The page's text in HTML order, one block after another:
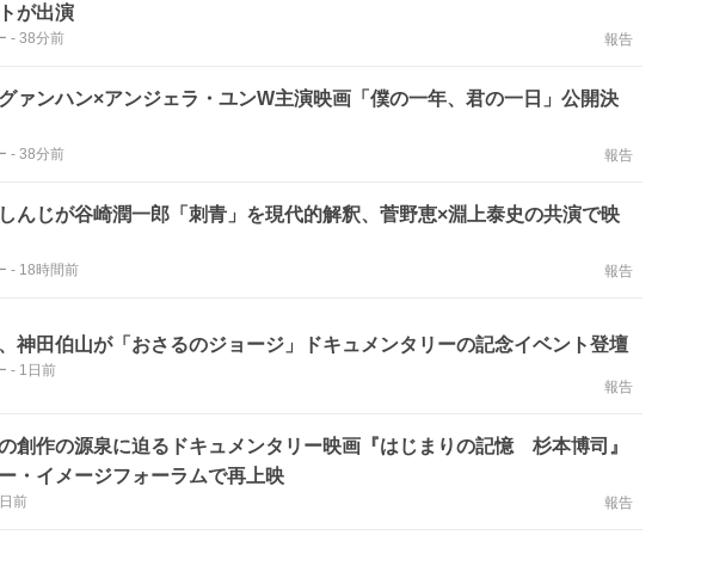
が出演
- 38分前 報告
ァンハン×アンジェラ・ユンW主演映画「僕の一年、君の一日」公開決
- 38分前 報告
んじが谷崎潤一郎「刺青」を現代的解釈、菅野恵×淵上泰史の共演で映
- 18時間前 報告
神田伯山が「おさるのジョージ」ドキュメンタリーの記念イベント登壇
- 1日前
報告
創作の源泉に迫るドキュメンタリー映画『はじまりの記憶 杉本博司』
・イメージフォーラムで再上映
前 報告